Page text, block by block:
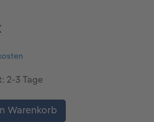
2-3 Tage
gewünschten Wert
Warenkorb